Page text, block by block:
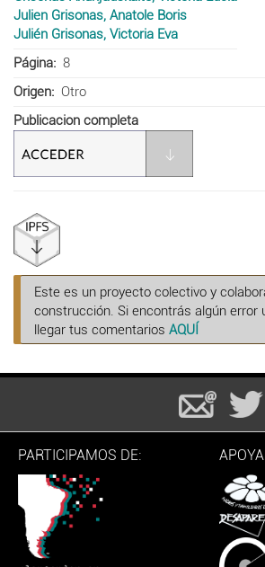
Julien Grisonas, Anatole Boris
Julién Grisonas, Victoria Eva
Página
8
Origen
Otro
Publicacion completa
Este es un proyecto colectivo y
construcción. Si encontrás algún error
llegar tus comentarios AQUÍ
PARTICIPAMOS DE: